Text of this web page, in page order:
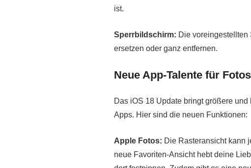
ist.
Sperrbildschirm: Die voreingestellten
ersetzen oder ganz entfernen.
Neue App-Talente für
Das iOS 18 Update bringt größere
Apps. Hier sind die neuen Funktionen:
Apple Fotos: Die Rasteransicht kann
neue Favoriten-Ansicht hebt deine